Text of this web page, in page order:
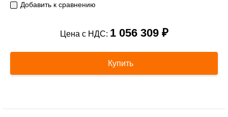
Добавить к сравнению
Цена с НДС: 1 056 309 ₽
Купить